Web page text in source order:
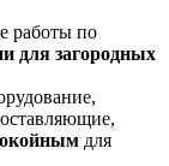
работы по
для загородных
для